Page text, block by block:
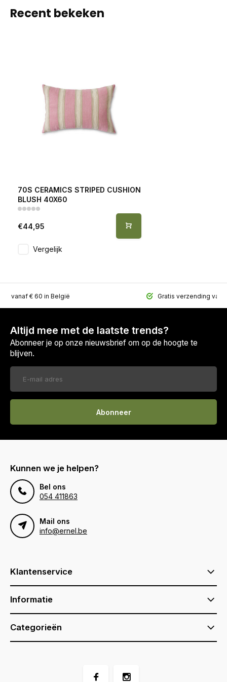
Recent bekeken
70S CERAMICS STRIPED CUSHION
BLUSH 40X60
€44,95
Vergelijk
vanaf € 60 in België Gratis verzending
Altijd mee met de laatste trends?
Abonneer je op onze nieuwsbrief om op de hoogte te
blijven.
Abonneer
Kunnen we je helpen?
Bel ons
054 411863
Mail ons
info@ernel.be
Klantenservice
Informatie
Categorieën